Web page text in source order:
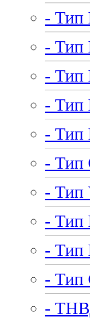
- Тип
- Тип
- Тип
- Тип
- Тип
- Тип
- Тип
- Тип
- Тип
- Тип
-